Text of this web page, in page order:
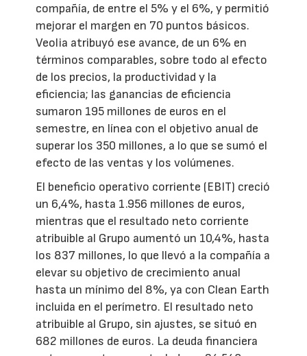
compañía, de entre el 5% y el 6%, y permitió
mejorar el margen en 70 puntos básicos.
Veolia atribuyó ese avance, de un 6% en
términos comparables, sobre todo al efecto
de los precios, la productividad y la
eficiencia; las ganancias de eficiencia
sumaron 195 millones de euros en el
semestre, en línea con el objetivo anual de
superar los 350 millones, a lo que se sumó el
efecto de las ventas y los volúmenes.
El beneficio operativo corriente (EBIT) creció
un 6,4%, hasta 1.956 millones de euros,
mientras que el resultado neto corriente
atribuible al Grupo aumentó un 10,4%, hasta
los 837 millones, lo que llevó a la compañía a
elevar su objetivo de crecimiento anual
hasta un mínimo del 8%, ya con Clean Earth
incluida en el perímetro. El resultado neto
atribuible al Grupo, sin ajustes, se situó en
682 millones de euros. La deuda financiera